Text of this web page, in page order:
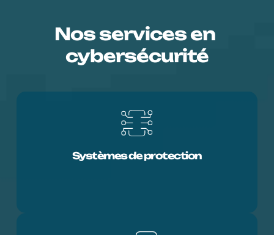
Nos services en
cybersécurité
Systèmes de protection